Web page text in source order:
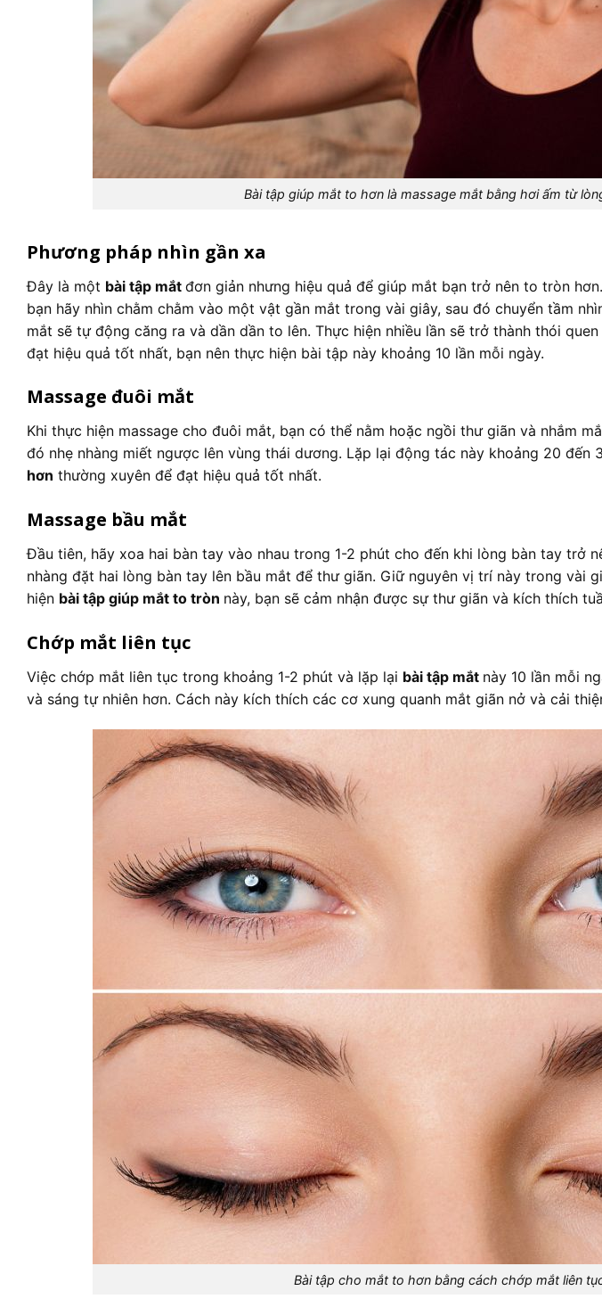
Bài tập giúp mắt to hơn là massage mắt bằng hơi ấm từ
Phương pháp nhìn gần xa
Đây là một bài tập mắt đơn giản nhưng hiệu quả để giúp mắt bạn trở nên to tròn
bạn hãy nhìn chằm chằm vào một vật gần mắt trong vài giây, sau đó chuyển tầm
mắt sẽ tự động căng ra và dần dần to lên. Thực hiện nhiều lần sẽ trở thành thói
đạt hiệu quả tốt nhất, bạn nên thực hiện bài tập này khoảng 10 lần mỗi ngày.
Massage đuôi mắt
Khi thực hiện massage cho đuôi mắt, bạn có thể nằm hoặc ngồi thư giãn và nhắm
đó nhẹ nhàng miết ngược lên vùng thái dương. Lặp lại động tác này khoảng 20 đến
hơn thường xuyên để đạt hiệu quả tốt nhất.
Massage bầu mắt
Đầu tiên, hãy xoa hai bàn tay vào nhau trong 1-2 phút cho đến khi lòng bàn tay trở
nhàng đặt hai lòng bàn tay lên bầu mắt để thư giãn. Giữ nguyên vị trí này trong vài
hiện bài tập giúp mắt to tròn này, bạn sẽ cảm nhận được sự thư giãn và kích thích
Chớp mắt liên tục
Việc chớp mắt liên tục trong khoảng 1-2 phút và lặp lại bài tập mắt này 10 lần mỗi
và sáng tự nhiên hơn. Cách này kích thích các cơ xung quanh mắt giãn nở và cải
Bài tập cho mắt to hơn bằng cách chớp mắt liên